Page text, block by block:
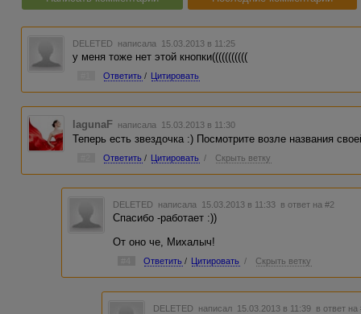
DELETED написала 15.03.2013 в 11:25
у меня тоже нет этой кнопки(((((((((((
Ответить / Цитировать
lagunaF написала 15.03.2013 в 11:30
Теперь есть звездочка :) Посмотрите возле названия
Ответить / Цитировать / Скрыть ветку
DELETED написала 15.03.2013 в 11:33 в ответ на #2
Спасибо -работает :))
От оно че, Михалыч!
Ответить / Цитировать / Скрыть ветку
DELETED написал 15.03.2013 в 11:39 в ответ на